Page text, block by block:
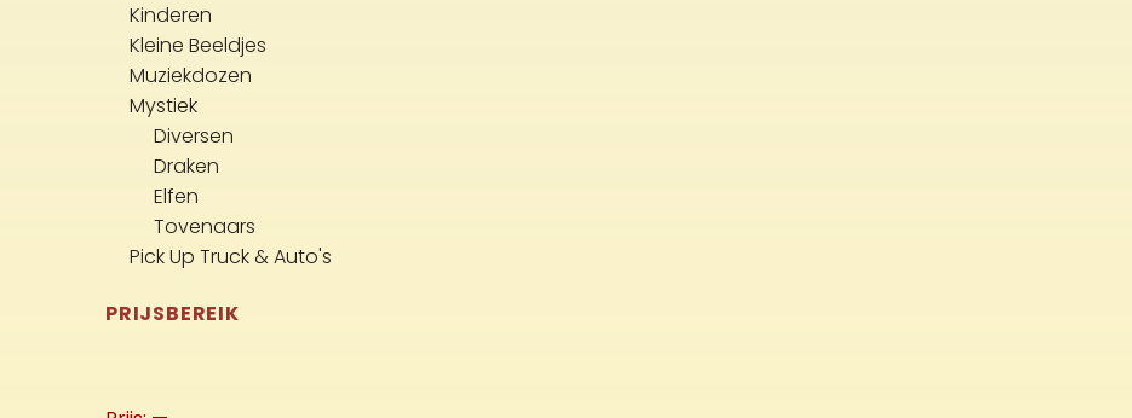
Kinderen
Kleine Beeldjes
Muziekdozen
Mystiek
Diversen
Draken
Elfen
Tovenaars
Pick Up Truck & Auto's
PRIJSBEREIK